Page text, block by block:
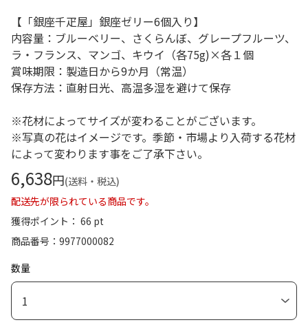
【「銀座千疋屋」銀座ゼリー6個入り】
内容量：ブルーベリー、さくらんぼ、グレープフルーツ、
ラ・フランス、マンゴ、キウイ（各75g)×各１個
賞味期限：製造日から9か月（常温）
保存方法：直射日光、高温多湿を避けて保存
※花材によってサイズが変わることがございます。
※写真の花はイメージです。季節・市場より入荷する花材
によって変わります事をご了承下さい。
6,638円(送料・税込)
配送先が限られている商品です。
獲得ポイント： 66 pt
商品番号
9977000082
数量
1